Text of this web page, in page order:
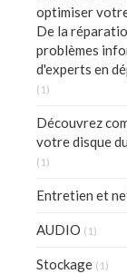
optimiser
De la
problèmes
d'experts en
(1)
Découvrez
votre disque
(1)
Entretien et
AUDIO (1)
Stockage (1)